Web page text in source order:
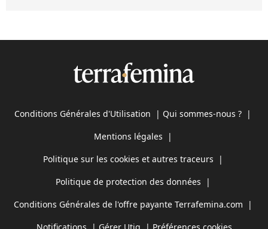
Conditions Générales d'Utilisation | Qui sommes-nous ? |
Mentions légales |
Politique sur les cookies et autres traceurs |
Politique de protection des données |
Conditions Générales de l'offre payante Terrafemina.com |